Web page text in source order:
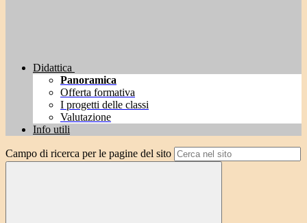
Didattica
Panoramica
Offerta formativa
I progetti delle classi
Valutazione
Info utili
Campo di ricerca per le pagine del sito